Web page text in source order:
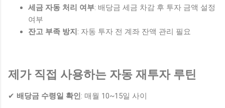
세금 자동 처리 여부: 배당금 세금 차감 후 투자 금액 설정
여부
잔고 부족 방지 : 자동 투자 전 계좌 잔액 관리 필요
제가 직접 사용하는 자동 재투자 루틴
✔ 배당금 수령일 확인 : 매월 10~15일 사이